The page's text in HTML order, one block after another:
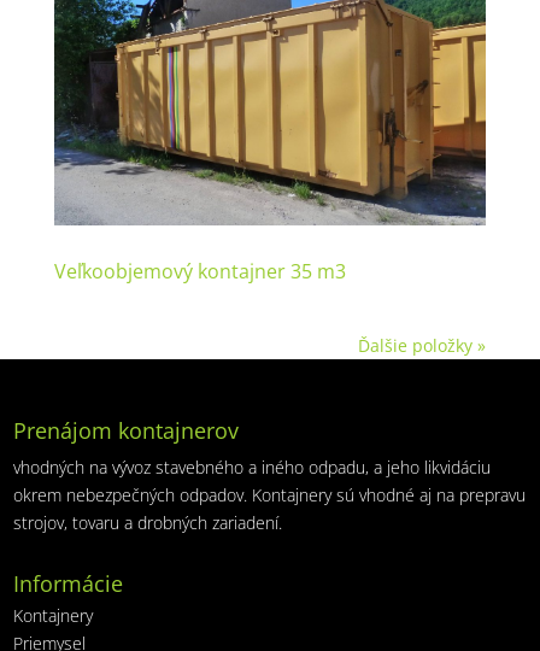
Veľkoobjemový kontajner 35 m3
Ďalšie položky »
Prenájom kontajnerov
vhodných na vývoz stavebného a iného odpadu, a jeho likvidáciu
okrem nebezpečných odpadov. Kontajnery sú vhodné aj na prepravu
strojov, tovaru a drobných zariadení.
Informácie
Kontajnery
Priemysel